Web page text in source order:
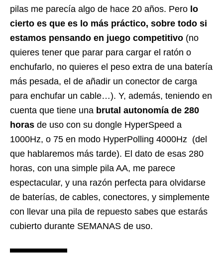
pilas me parecía algo de hace 20 años. Pero lo
cierto es que es lo más práctico, sobre todo si
estamos pensando en juego competitivo (no
quieres tener que parar para cargar el ratón o
enchufarlo, no quieres el peso extra de una batería
más pesada, el de añadir un conector de carga
para enchufar un cable…). Y, además, teniendo en
cuenta que tiene una brutal autonomía de 280
horas de uso con su dongle HyperSpeed a
1000Hz, o 75 en modo HyperPolling 4000Hz (del
que hablaremos más tarde). El dato de esas 280
horas, con una simple pila AA, me parece
espectacular, y una razón perfecta para olvidarse
de baterías, de cables, conectores, y simplemente
con llevar una pila de repuesto sabes que estarás
cubierto durante SEMANAS de uso.